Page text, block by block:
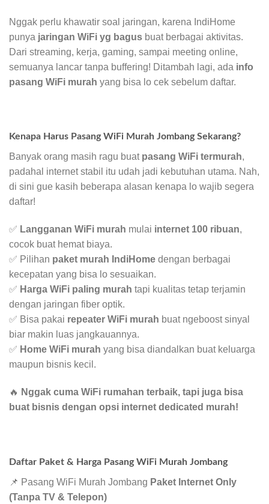
Nggak perlu khawatir soal jaringan, karena IndiHome
punya jaringan WiFi yg bagus buat berbagai aktivitas.
Dari streaming, kerja, gaming, sampai meeting online,
semuanya lancar tanpa buffering! Ditambah lagi, ada info
pasang WiFi murah yang bisa lo cek sebelum daftar.
Kenapa Harus Pasang WiFi Murah Jombang Sekarang?
Banyak orang masih ragu buat pasang WiFi termurah,
padahal internet stabil itu udah jadi kebutuhan utama. Nah,
di sini gue kasih beberapa alasan kenapa lo wajib segera
daftar!
✅ Langganan WiFi murah mulai internet 100 ribuan,
cocok buat hemat biaya.
✅ Pilihan paket murah IndiHome dengan berbagai
kecepatan yang bisa lo sesuaikan.
✅ Harga WiFi paling murah tapi kualitas tetap terjamin
dengan jaringan fiber optik.
✅ Bisa pakai repeater WiFi murah buat ngeboost sinyal
biar makin luas jangkauannya.
✅ Home WiFi murah yang bisa diandalkan buat keluarga
maupun bisnis kecil.
🔥 Nggak cuma WiFi rumahan terbaik, tapi juga bisa
buat bisnis dengan opsi internet dedicated murah!
Daftar Paket & Harga Pasang WiFi Murah Jombang
📌 Pasang WiFi Murah Jombang Paket Internet Only
(Tanpa TV & Telepon)